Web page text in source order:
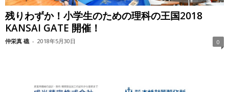
残りわずか！小学生のための理科の王国2018
KANSAI GATE 開催！
仲栄真 礁 - 2018年5月30日 0